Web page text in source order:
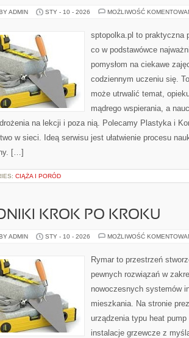
ADMIN STY - 10 - 2026 MOŻLIWOŚĆ
sptopolka.pl to praktyczna
co w podstawówce
pomysłom na ciekawe
codziennym uczeniu się.
może utrwalić temat,
mądrego wspierania, a
na lekcji i poza nią. Polecamy Plastyka i
w sieci. Ideą serwisu jest ułatwienie procesu
[…]
CIĄŻA I PORÓD
KROK PO KROKU
ADMIN STY - 10 - 2026 MOŻLIWOŚĆ
Rymar to przestrzeń
pewnych rozwiązań w
nowoczesnych systemów
mieszkania. Na stronie
urządzenia typu heat
instalacje grzewcze z